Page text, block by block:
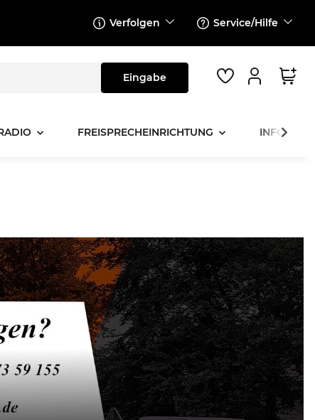
Verfolgen Service/Hilfe
FREISPRECHEINRICHTUNG